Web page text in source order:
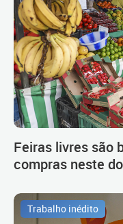
Feiras livres são
compras neste
Trabalho inédito